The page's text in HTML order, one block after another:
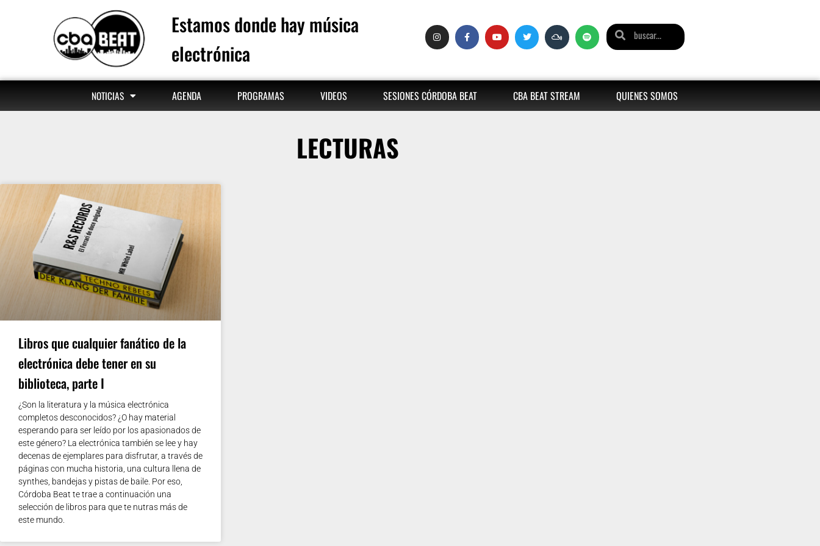
Estamos donde hay música
electrónica
NOTICIAS AGENDA PROGRAMAS VIDEOS SESIONES CÓRDOBA BEAT CBA BEAT STREAM QUIENES SOMOS
LECTURAS
Libros que cualquier fanático de la
electrónica debe tener en su
biblioteca, parte I
¿Son la literatura y la música electrónica
completos desconocidos? ¿O hay material
esperando para ser leído por los apasionados de
este género? La electrónica también se lee y hay
decenas de ejemplares para disfrutar, a través de
páginas con mucha historia, una cultura llena de
synthes, bandejas y pistas de baile. Por eso,
Córdoba Beat te trae a continuación una
selección de libros para que te nutras más de
este mundo.